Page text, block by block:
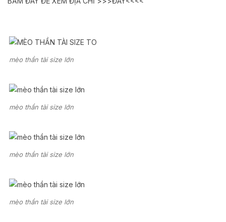
mèo thần tài size lớn
mèo thần tài size lớn
mèo thần tài size lớn
mèo thần tài size lớn